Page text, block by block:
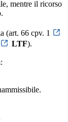
mentre il ricorso
(art. 66 cpv. 1
LTF).